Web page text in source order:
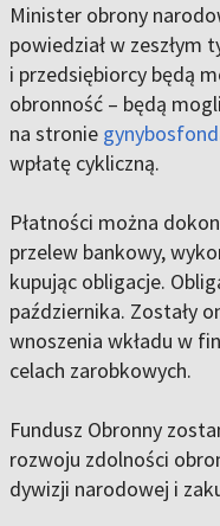
Minister obrony
powiedział w zeszłym
i przedsiębiorcy będą
obronność – będą
na stronie
wpłatę cykliczną.
Płatności można
przelew bankowy,
kupując obligacje.
października. Zostały
wnoszenia wkładu w
celach zarobkowych.
Fundusz Obronny
rozwoju zdolności
dywizji narodowej i